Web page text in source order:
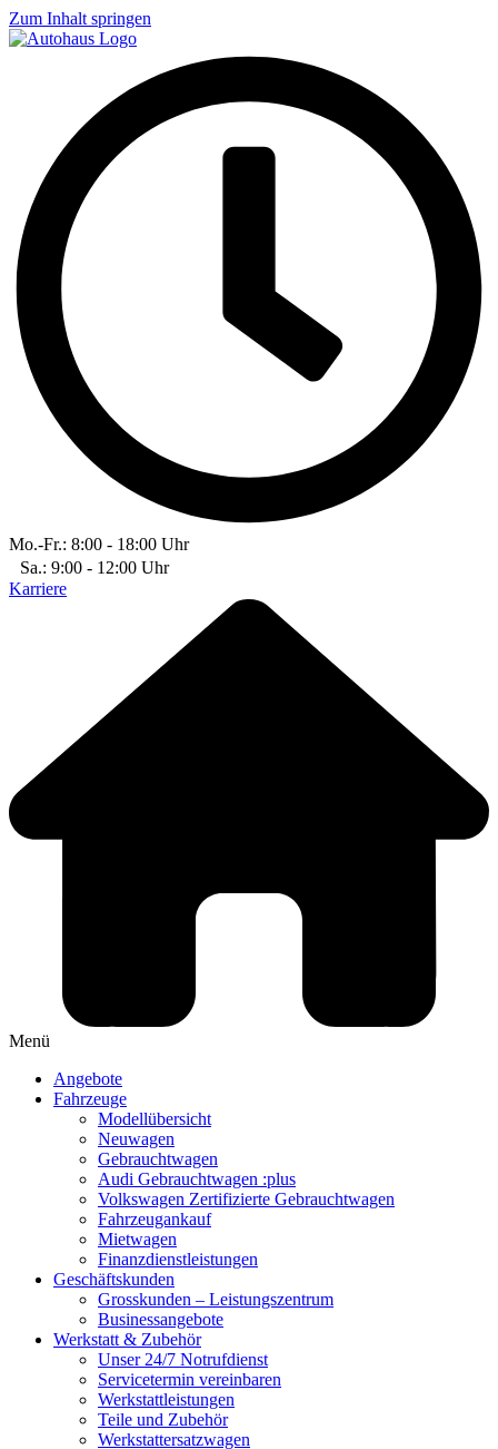
Zum Inhalt springen
Mo.-Fr.: 8:00 - 18:00 Uhr
Sa.: 9:00 - 12:00 Uhr
Karriere
Menü
Angebote
Fahrzeuge
Modellübersicht
Neuwagen
Gebrauchtwagen
Audi Gebrauchtwagen :plus
Volkswagen Zertifizierte Gebrauchtwagen
Fahrzeugankauf
Mietwagen
Finanzdienstleistungen
Geschäftskunden
Grosskunden – Leistungszentrum
Businessangebote
Werkstatt & Zubehör
Unser 24/7 Notrufdienst
Servicetermin vereinbaren
Werkstattleistungen
Teile und Zubehör
Werkstattersatzwagen